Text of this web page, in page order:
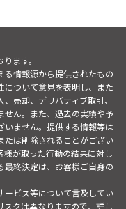
ます。
る情報源から提供されたもの
について意見を表明し、また
売却、デリバティブ取引、
せん。また、過去の実績や予
いません。提供する情報等は
たは削除されることがござい
様が取った行動の結果に対し
最終決定は、お客様ご自身の
ービス等について言及してい